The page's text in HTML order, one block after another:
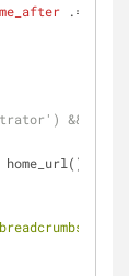
.= ( (
&&
home_url(),